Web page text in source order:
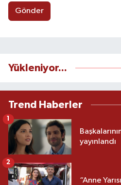
Gönder
Yükleniyor...
Trend Haberler
yayınlandı
1
“Anne
2